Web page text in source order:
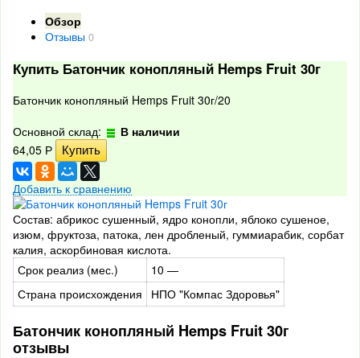
Обзор
Отзывы 0
Купить Батончик конопляный Hemps Fruit 30г
Батончик конопляный Hemps Fruit 30г/20
Основной склад:
В наличии
64,05 Р
Добавить к сравнению
Состав: абрикос сушенный, ядро конопли, яблоко сушеное,
изюм, фруктоза, патока, лен дробленый, гуммиарабик, сорбат
калия, аскорбиновая кислота.
Срок реализ (мес.)
10 —
Страна происхождения
НПО "Компас Здоровья"
Батончик конопляный Hemps Fruit 30г
отзывы